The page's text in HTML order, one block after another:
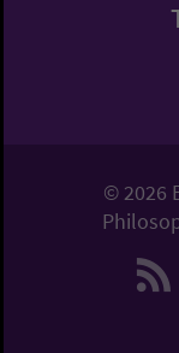
© 2026